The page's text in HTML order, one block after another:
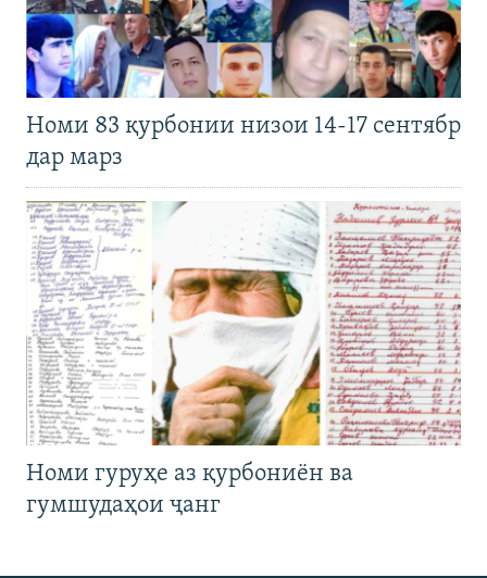
Номи 83 қурбонии низои 14-17 сентябр
дар марз
Номи гуруҳе аз қурбониён ва
гумшудаҳои ҷанг